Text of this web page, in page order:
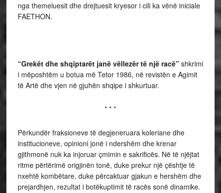
nga themeluesit dhe drejtuesit kryesor i cili ka vënë iniciale
FAETHON.
“Grekët dhe shqiptarët janë vëllezër të një racë” shkrimi
i mëposhtëm u botua më Tetor 1986, në revistën e Agimit
të Artë dhe vjen në gjuhën shqipe i shkurtuar.
* * *
Përkundër fraksioneve të degjeneruara koleriane dhe
institucioneve, opinioni jonë i ndershëm dhe krenar
gjithmonë nuk ka injoruar çmimin e sakrificës. Në të njëjtat
ritme përtërimë origjinën tonë, duke prekur një çështje të
nxehtë kombëtare, duke përcaktuar gjakun e hershëm dhe
prejardhjen, rezultat i botëkuptimit të racës sonë dinamike.